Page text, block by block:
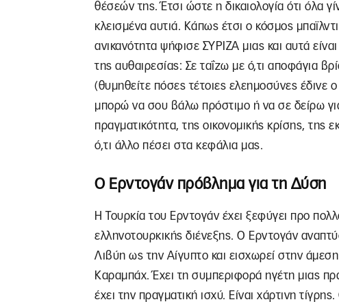
θέσεών της. Έτσι ώστε η δικαιολογία ότι όλα
κλεισμένα αυτιά. Κάπως έτσι ο κόσμος
ανικανότητα ψήφισε ΣΥΡΙΖΑ μιας και αυτά
της αυθαιρεσίας: Σε ταΐζω με ό,τι αποφάγια
(θυμηθείτε πόσες τέτοιες ελεημοσύνες έδινε
μπορώ να σου βάλω πρόστιμο ή να σε δείρω
πραγματικότητα, της οικονομικής κρίσης, της
ό,τι άλλο πέσει στα κεφάλια μας.
Ο Ερντογάν πρόβλημα για τη Δύση
Η Τουρκία του Ερντογάν έχει ξεφύγει προ
ελληνοτουρκικής διένεξης. Ο Ερντογάν
Λιβύη ως την Αίγυπτο και εισχωρεί στην
Καραμπάχ. Έχει τη συμπεριφορά ηγέτη μιας
έχει την πραγματική ισχύ. Είναι χάρτινη